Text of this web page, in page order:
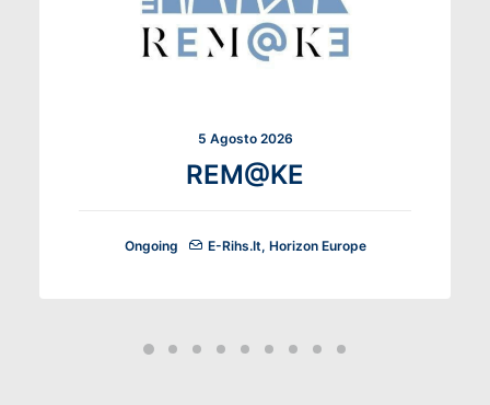
5 Agosto 2026
REM@KE
Ongoing E-Rihs.it, Horizon Europe